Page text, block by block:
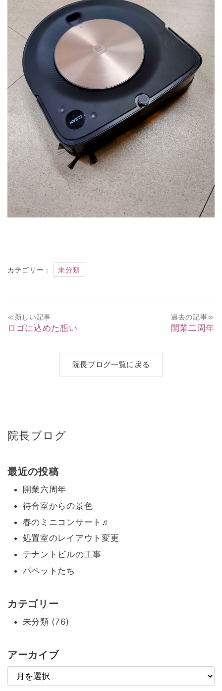
カテゴリー： 未分類
稿
シ
ン
過去の記事≫
開業二周年
≪新しい記事
ロゴに込めた想い
院長ブログ一覧に戻る
院長ブログ
最近の投稿
開業六周年
待合室からの景色
春のミニコンサート♬
処置室のレイアウト変更
テナントビルの工事
パペットたち
カテゴリー
未分類 (76)
アーカイブ
ー